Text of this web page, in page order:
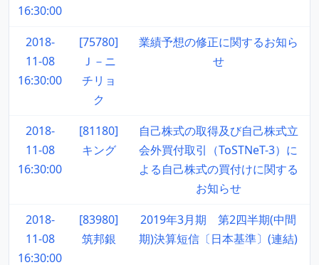
16:30:00
2018-
11-08
16:30:00
[75780]
Ｊ－ニ
チリョ
ク
業績予想の修正に関するお知ら
せ
2018-
11-08
16:30:00
[81180]
キング
自己株式の取得及び自己株式立
会外買付取引（ToSTNeT-3）に
よる自己株式の買付けに関する
お知らせ
2018-
11-08
16:30:00
[83980]
筑邦銀
2019年3月期 第2四半期(中間
期)決算短信〔日本基準〕(連結)